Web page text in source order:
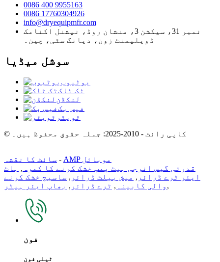
0086 400 9955163
0086 17760304926
info@dryequipmfr.com
نمبر 31، سیکشن 3، منشان روڈ، نیشنل اکنامک
ڈویلپمنٹ زون، دیانگ سٹی، چین۔
سوشل میڈیا
یوٹیوب
ٹک ٹاک
لنکڈن
فیس بک
ٹویٹر
© کاپی رائٹ - 2010-2025: جملہ حقوق محفوظ ہیں۔
سائٹ کا نقشہ -
AMP موبائل
قدرتی گیس انرجی ہیٹ پمپ خشک کرنے کا کمرہ , ہاٹ
ایئر ٹرے ڈرائر , میش بیلٹ ڈرائر , ساسیج خشک کرنے
والی کابینہ , ٹرے ڈرائر , بھاپ ایئر ہیٹر ,
فون
ٹیلی فون